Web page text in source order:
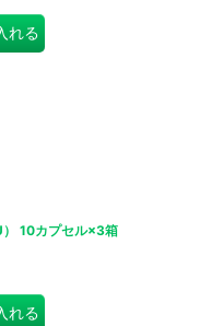
れる
） 10カプセル×3箱
れる